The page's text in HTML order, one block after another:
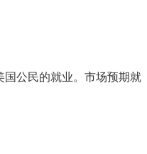
公民的就业。市场预期就